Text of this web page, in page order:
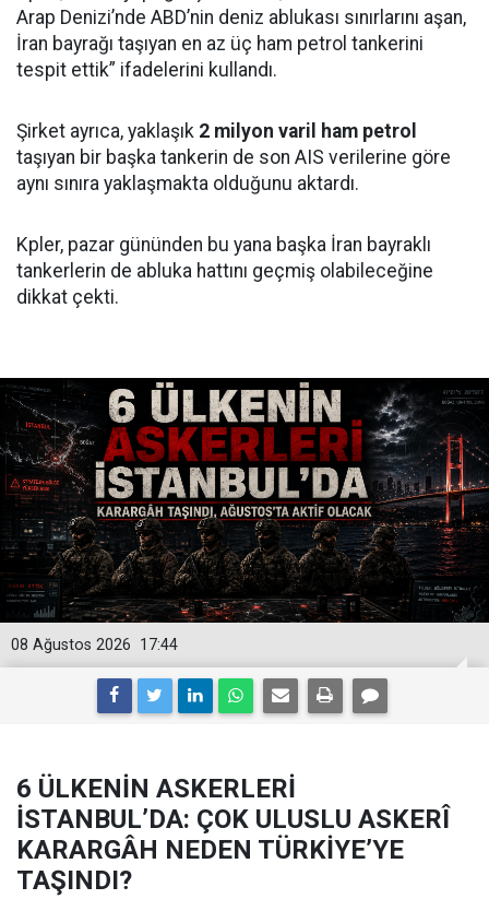
Arap Denizi’nde ABD’nin deniz ablukası sınırlarını aşan,
İran bayrağı taşıyan en az üç ham petrol tankerini
tespit ettik” ifadelerini kullandı.
Şirket ayrıca, yaklaşık 2 milyon varil ham petrol
taşıyan bir başka tankerin de son AIS verilerine göre
aynı sınıra yaklaşmakta olduğunu aktardı.
Kpler, pazar gününden bu yana başka İran bayraklı
tankerlerin de abluka hattını geçmiş olabileceğine
dikkat çekti.
17:44
08 Ağustos 2026
6 ÜLKENİN ASKERLERİ
İSTANBUL’DA: ÇOK ULUSLU ASKERÎ
KARARGÂH NEDEN TÜRKİYE’YE
TAŞINDI?